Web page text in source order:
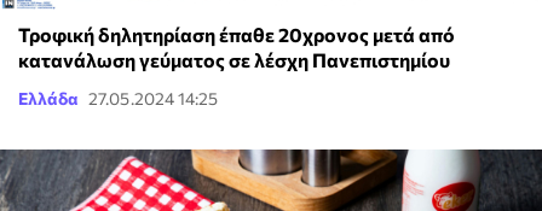
Τροφική δηλητηρίαση έπαθε 20χρονος μετά από
κατανάλωση γεύματος σε λέσχη Πανεπιστημίου
Ελλάδα 27.05.2024 14:25